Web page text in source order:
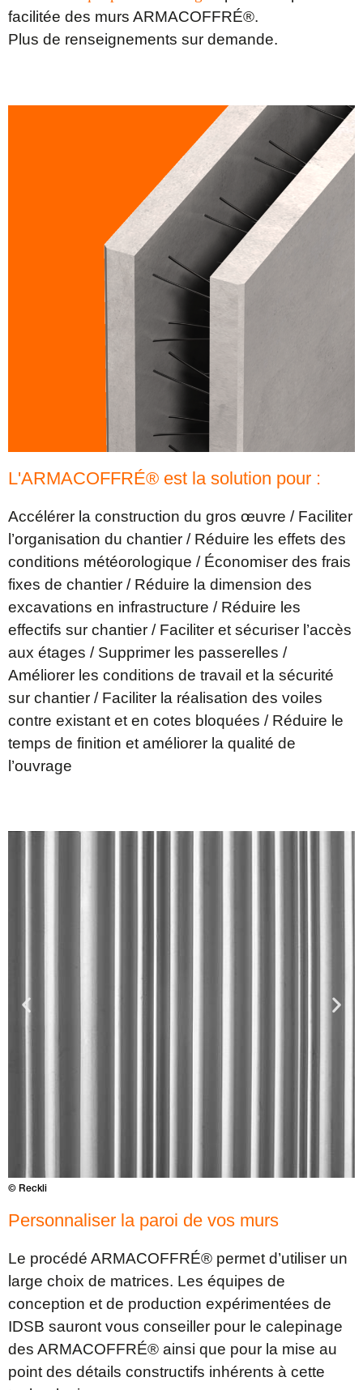
facilitée des murs ARMACOFFRÉ®.
Plus de renseignements sur demande.
L'ARMACOFFRÉ® est la solution pour :
Accélérer la construction du gros œuvre / Faciliter
l’organisation du chantier / Réduire les effets des
conditions météorologique / Économiser des frais
fixes de chantier / Réduire la dimension des
excavations en infrastructure / Réduire les
effectifs sur chantier / Faciliter et sécuriser l’accès
aux étages / Supprimer les passerelles /
Améliorer les conditions de travail et la sécurité
sur chantier / Faciliter la réalisation des voiles
contre existant et en cotes bloquées / Réduire le
temps de finition et améliorer la qualité de
l’ouvrage
Personnaliser la paroi de vos murs
Le procédé ARMACOFFRÉ® permet d’utiliser un
large choix de matrices. Les équipes de
conception et de production expérimentées de
IDSB sauront vous conseiller pour le calepinage
des ARMACOFFRÉ® ainsi que pour la mise au
point des détails constructifs inhérents à cette
© Reckli